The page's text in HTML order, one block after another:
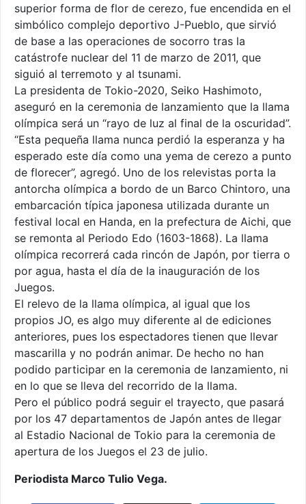
superior forma de flor de cerezo, fue encendida en el
simbólico complejo deportivo J-Pueblo, que sirvió
de base a las operaciones de socorro tras la
catástrofe nuclear del 11 de marzo de 2011, que
siguió al terremoto y al tsunami.
La presidenta de Tokio-2020, Seiko Hashimoto,
aseguró en la ceremonia de lanzamiento que la llama
olímpica será un “rayo de luz al final de la oscuridad”.
“Esta pequeña llama nunca perdió la esperanza y ha
esperado este día como una yema de cerezo a punto
de florecer”, agregó. Uno de los relevistas porta la
antorcha olímpica a bordo de un Barco Chintoro, una
embarcación típica japonesa utilizada durante un
festival local en Handa, en la prefectura de Aichi, que
se remonta al Periodo Edo (1603-1868). La llama
olímpica recorrerá cada rincón de Japón, por tierra o
por agua, hasta el día de la inauguración de los
Juegos.
El relevo de la llama olímpica, al igual que los
propios JO, es algo muy diferente al de ediciones
anteriores, pues los espectadores tienen que llevar
mascarilla y no podrán animar. De hecho no han
podido participar en la ceremonia de lanzamiento, ni
en lo que se lleva del recorrido de la llama.
Pero el público podrá seguir el trayecto, que pasará
por los 47 departamentos de Japón antes de llegar
al Estadio Nacional de Tokio para la ceremonia de
apertura de los Juegos el 23 de julio.
Periodista Marco Tulio Vega.